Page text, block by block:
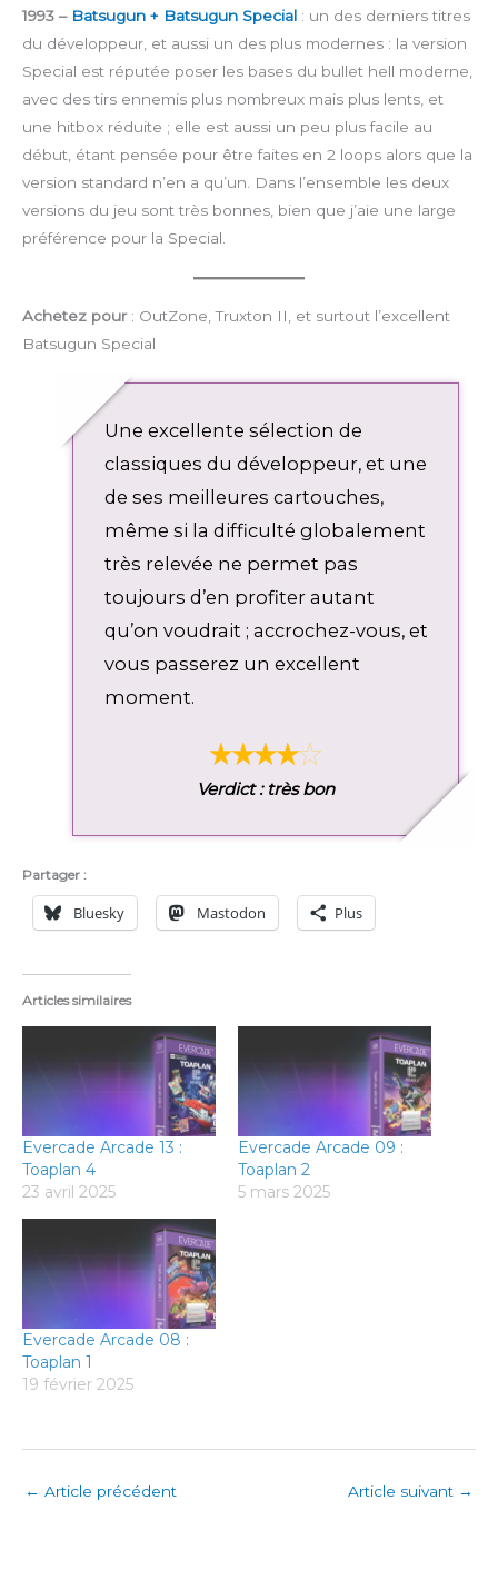
1993 – Batsugun + Batsugun Special : un des derniers titres
du développeur, et aussi un des plus modernes : la version
Special est réputée poser les bases du bullet hell moderne,
avec des tirs ennemis plus nombreux mais plus lents, et
une hitbox réduite ; elle est aussi un peu plus facile au
début, étant pensée pour être faites en 2 loops alors que la
version standard n’en a qu’un. Dans l’ensemble les deux
versions du jeu sont très bonnes, bien que j’aie une large
préférence pour la Special.
Achetez pour: OutZone, Truxton II, et surtout l’excellent
Batsugun Special
Une excellente sélection de
classiques du développeur, et une
de ses meilleures cartouches,
même si la difficulté globalement
très relevée ne permet pas
toujours d’en profiter autant
qu’on voudrait ; accrochez-vous, et
vous passerez un excellent
moment.
Verdict : très bon
Partager :
Bluesky Mastodon Plus
Articles similaires
Evercade Arcade 13 :
Toaplan 4
23 avril 2025
Evercade Arcade 09 :
Toaplan 2
5 mars 2025
Evercade Arcade 08 :
Toaplan 1
19 février 2025
← Article précédent Article suivant →